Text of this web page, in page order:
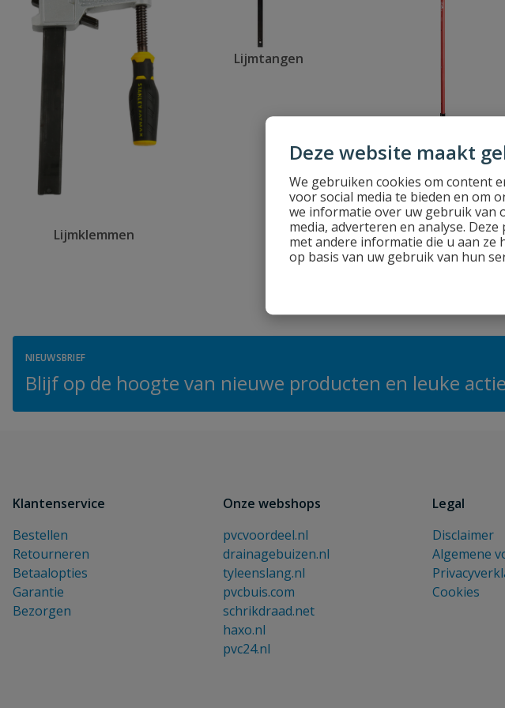
Deze website maakt
We gebruiken cookies om content
voor social media te bieden en om
we informatie over uw gebruik van
media, adverteren en analyse.
met andere informatie die u aan ze
op basis van uw gebruik van hun
Lijmklemmen
Lijmtangen
NIEUWSBRIEF
Blijf op de hoogte van nieuwe producten en leuke
Klantenservice
Bestellen
Retourneren
Betaalopties
Garantie
Bezorgen
Onze webshops
pvcvoordeel.nl
drainagebuizen.nl
tyleenslang.nl
pvcbuis.com
schrikdraad.net
haxo.nl
pvc24.nl
Legal
Disclaimer
Algemene
Cookies